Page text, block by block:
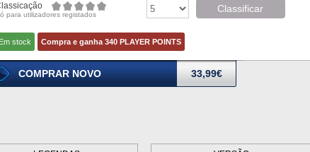
para utilizadores registados
Classificar
Em stock Compra e ganha 340 PLAYER POINTS
COMPRAR NOVO 33,99€